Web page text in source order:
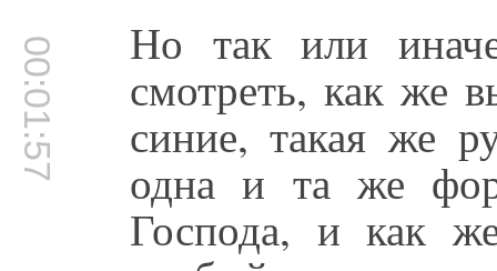
00:01:57 Но так или
смотреть, как же
синие, такая же
одна и та же
Господа, и как